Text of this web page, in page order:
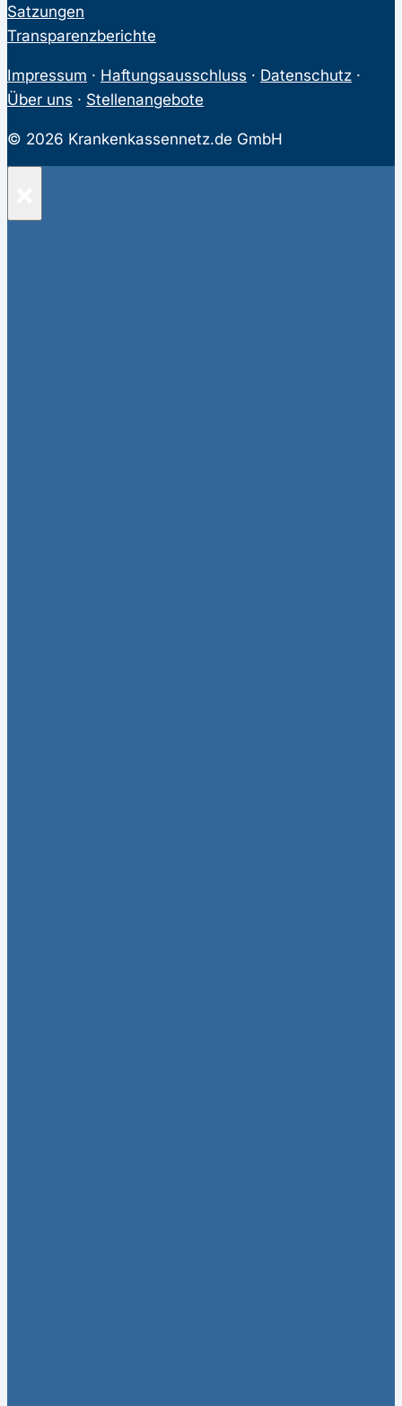
Satzungen
Transparenzberichte
Impressum · Haftungsausschluss · Datenschutz ·
Über uns · Stellenangebote
© 2026 Krankenkassennetz.de GmbH